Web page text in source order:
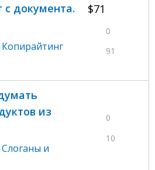
$71
0
91
с документа.
Копирайтинг
0
10
из
Слоганы и